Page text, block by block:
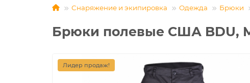
Снаряжение и экипировка Одежда Брюки
Брюки полевые США BDU,
Лидер продаж!